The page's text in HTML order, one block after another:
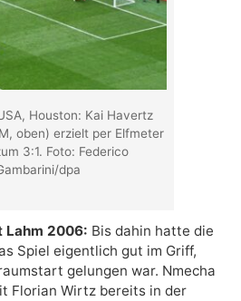
Houston: Kai Havertz
oben) erzielt per Elfmeter
3:1. Foto: Federico
dpa
Lahm 2006: Bis dahin hatte die
Spiel eigentlich gut im Griff,
gelungen war. Nmecha
Florian Wirtz bereits in der